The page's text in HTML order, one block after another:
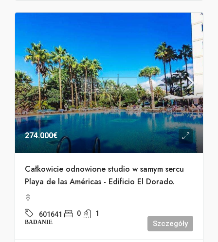
274.000€
Całkowicie odnowione studio w samym sercu
Playa de las Américas - Edificio El Dorado.
601641 0 1
BADANIE Szczegóły